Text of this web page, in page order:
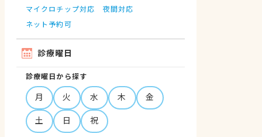
マイクロチップ対応
夜間対応
ネット予約可
診療曜日
診療曜日から探す
月 火 水 木
金
土
日 祝